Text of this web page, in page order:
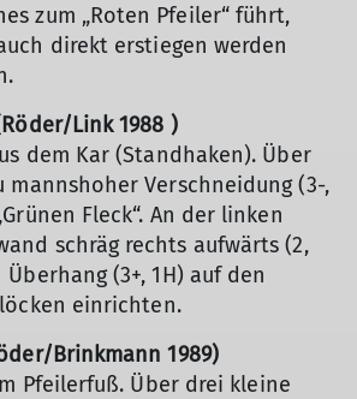
zum „Roten Pfeiler“ führt,
direkt erstiegen werden
Link 1988 )
dem Kar (Standhaken). Über
mannshoher Verschneidung (3-,
Fleck“. An der linken
schräg rechts aufwärts (2,
(3+, 1H) auf den
einrichten.
Brinkmann 1989)
Pfeilerfuß. Über drei kleine